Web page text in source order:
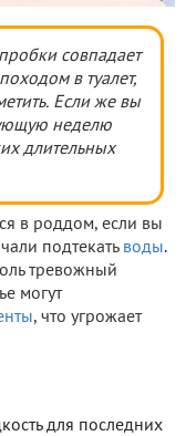
совпадает
в туалет,
Если же вы
неделю
длительных
в роддом, если вы
подтекать воды.
тревожный
могут
, что угрожает
для последних